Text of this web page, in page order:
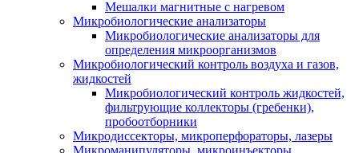
Мешалки магнитные с нагревом
Микробиологические анализаторы
Микробиологические анализаторы для
определения микроорганизмов
Микробиологический контроль воздуха и газов,
жидкостей
Микробиологический контроль жидкостей,
фильтрующие коллекторы (гребенки),
пробоотборники
Микродиссекторы, микроперфораторы, лазеры
Микроманипуляторы, микроинъекторы,